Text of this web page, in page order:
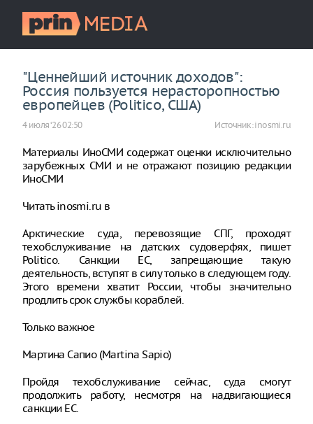
"Ценнейший источник доходов":
Россия пользуется нерасторопностью
европейцев (Politico, США)
4 июля ‘26 02:50 Источник:inosmi.ru
Материалы ИноСМИ содержат оценки исключительно
зарубежных СМИ и не отражают позицию редакции
ИноСМИ
Читать inosmi.ru в
Арктические суда, перевозящие СПГ, проходят
техобслуживание на датских судоверфях, пишет
Politico. Санкции ЕС, запрещающие такую
деятельность, вступят в силу только в следующем году.
Этого времени хватит России, чтобы значительно
продлить срок службы кораблей.
Только важное
Мартина Сапио (Martina Sapio)
Пройдя техобслуживание сейчас, суда смогут
продолжить работу, несмотря на надвигающиеся
санкции ЕС.